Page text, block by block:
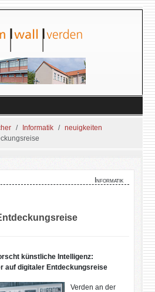
Informatik
neuigkeiten
Informatik
künstliche Intelligenz:
auf digitaler Entdeckungsreise
Verden an der